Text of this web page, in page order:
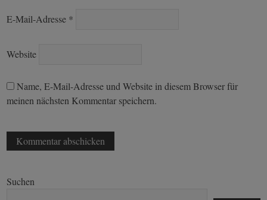
E-Mail-Adresse *
Website
Name, E-Mail-Adresse und Website in diesem Browser für
meinen nächsten Kommentar speichern.
Suchen